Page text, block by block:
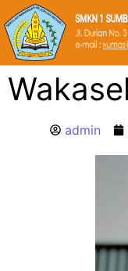
admin